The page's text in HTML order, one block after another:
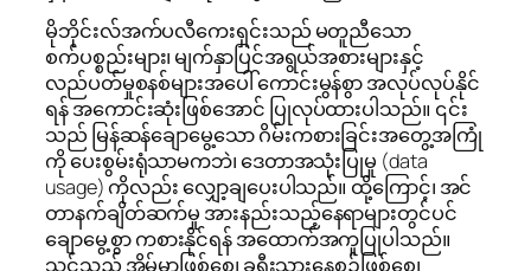
မိုဘိုင်းလ်အက်ပလီကေးရှင်းသည် မတူညီသော
စက်ပစ္စည်းများ၊ မျက်နှာပြင်အရွယ်အစားများနှင့်
လည်ပတ်မှုစနစ်များအပေါ် ကောင်းမွန်စွာ အလုပ်လုပ်နိုင်
ရန် အကောင်းဆုံးဖြစ်အောင် ပြုလုပ်ထားပါသည်။ ၎င်း
သည် မြန်ဆန်ချောမွေ့သော ဂိမ်းကစားခြင်းအတွေ့အကြုံ
ကို ပေးစွမ်းရုံသာမကဘဲ၊ ဒေတာအသုံးပြုမှု (data
usage) ကိုလည်း လျှော့ချပေးပါသည်။ ထို့ကြောင့်၊ အင်
တာနက်ချိတ်ဆက်မှု အားနည်းသည့်နေရာများတွင်ပင်
ချောမွေ့စွာ ကစားနိုင်ရန် အထောက်အကူပြုပါသည်။
သင်သည် အိမ်မှာဖြစ်စေ၊ ခရီးသွားနေစဉ်ဖြစ်စေ၊